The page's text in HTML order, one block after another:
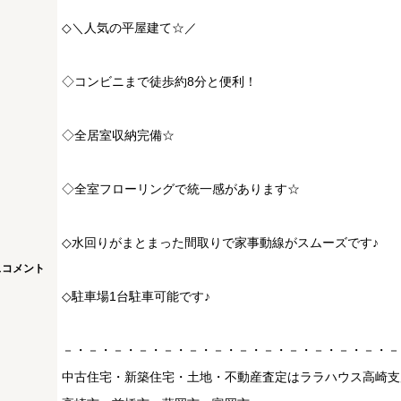
メント
◇＼人気の平屋建て☆／
◇コンビニまで徒歩約8分と便利！
◇全居室収納完備☆
◇全室フローリングで統一感があります☆
◇水回りがまとまった間取りで家事動線がスムーズです♪
◇駐車場1台駐車可能です♪
－・－・－・－・－・－・－・－・－・－・－・－・－・
中古住宅・新築住宅・土地・不動産査定はララハウス高崎